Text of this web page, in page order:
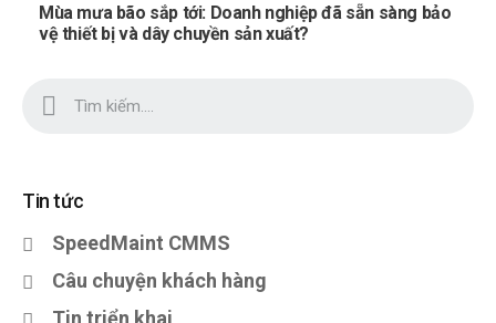
Mùa mưa bão sắp tới: Doanh nghiệp đã sẵn sàng bảo
vệ thiết bị và dây chuyền sản xuất?
Tin tức
SpeedMaint CMMS
Câu chuyện khách hàng
Tin triển khai